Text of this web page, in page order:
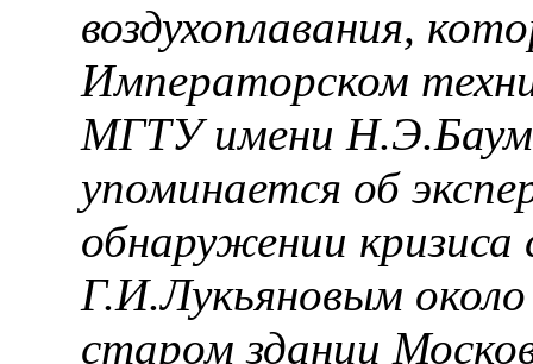
воздухоплавания,
Императорском
МГТУ имени
упоминается об
обнаружении
Г.И.Лукьяновым
старом здании